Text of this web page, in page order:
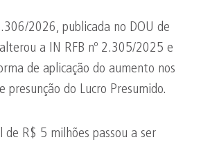
2026, publicada no DOU de
a IN RFB nº 2.305/2025 e
de aplicação do aumento nos
presunção do Lucro Presumido.
de R$ 5 milhões passou a ser